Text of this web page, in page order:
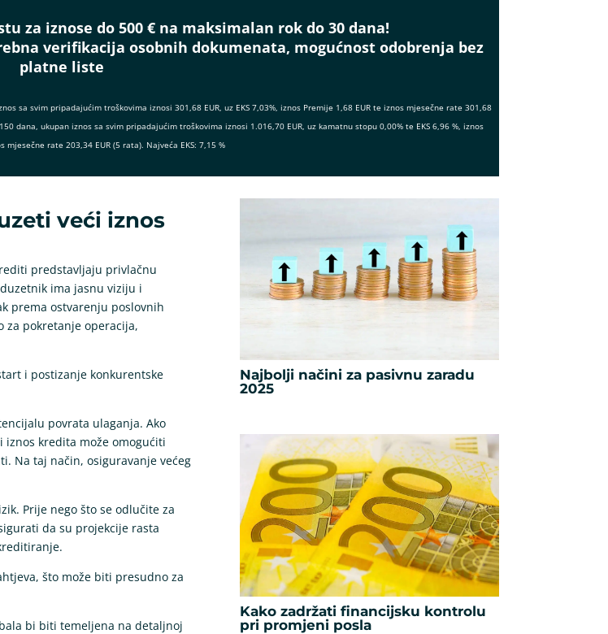
za iznose do 500 € na maksimalan rok do 30 dana!
verifikacija osobnih dokumenata, mogućnost odobrenja bez
platne liste
sa svim pripadajućim troškovima iznosi 301,68 EUR, uz EKS 7,03%, iznos Premije 1,68 EUR te iznos mjesečne rate 301,68
dana, ukupan iznos sa svim pripadajućim troškovima iznosi 1.016,70 EUR, uz kamatnu stopu 0,00% te EKS 6,96 %, iznos
mjesečne rate 203,34 EUR (5 rata). Najveća EKS: 7,15 %
veći iznos
predstavljaju privlačnu
ima jasnu viziju i
prema ostvarenju poslovnih
za pokretanje operacija,
i postizanje konkurentske
povrata ulaganja. Ako
iznos kredita može omogućiti
Na taj način, osiguravanje većeg
Prije nego što se odlučite za
da su projekcije rasta
što može biti presudno za
bi biti temeljena na detaljnoj
Najbolji načini za pasivnu zaradu
2025
Kako zadržati financijsku kontrolu
pri promjeni posla